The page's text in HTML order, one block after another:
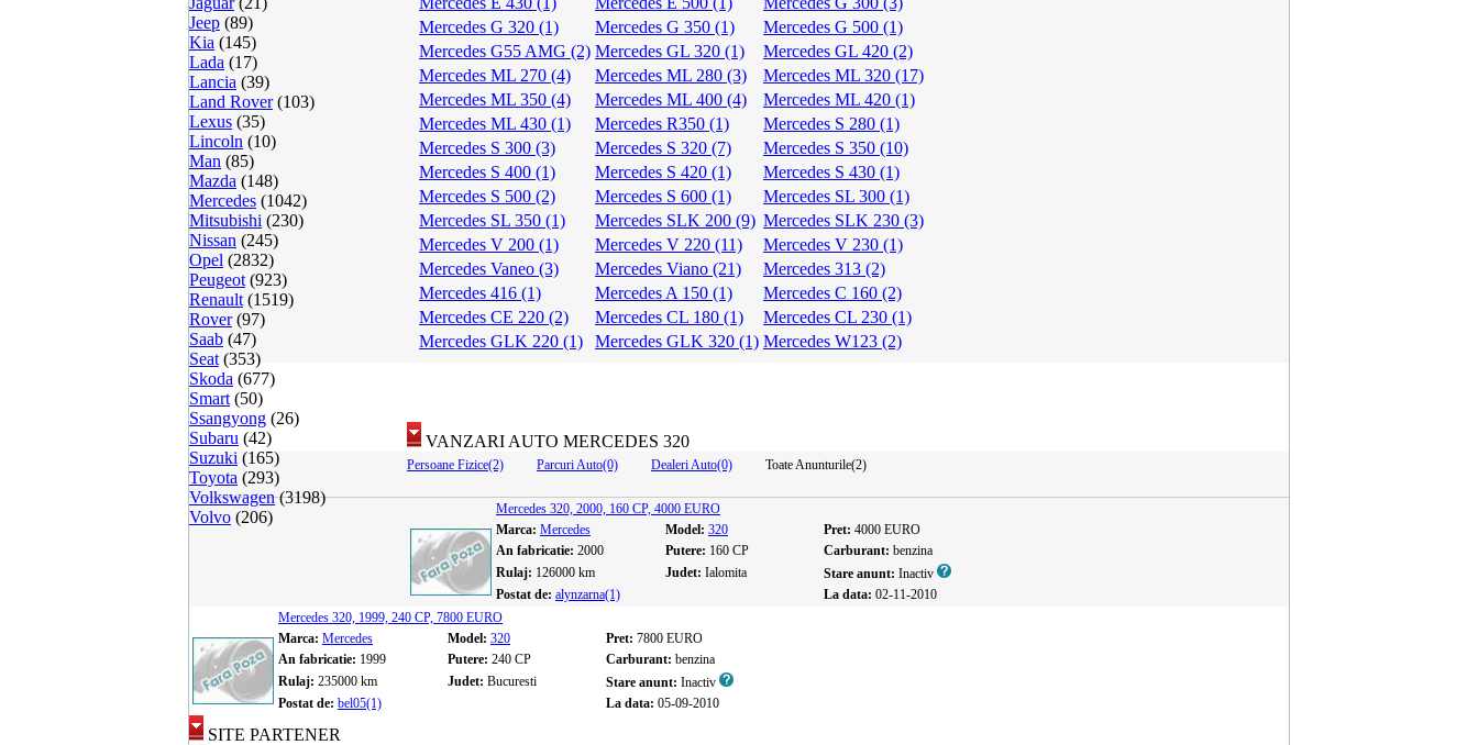
Jeep (89)
Kia (145)
Lada (17)
Lancia (39)
Land Rover(103)
Lexus (35)
Lincoln (10)
Man (85)
Mazda (148)
Mercedes (1042)
Mitsubishi (230)
Nissan (245)
Opel (2832)
Peugeot (923)
Renault (1519)
Rover(97)
Saab (47)
Seat(353)
Skoda (677)
Smart (50)
Ssangyong (26)
Subaru (42)
Suzuki (165)
Toyota (293)
Volkswagen(3198)
Volvo (206)
Mercedes G 320 (1)
Mercedes G 350 (1)
Mercedes G 500 (1)
Mercedes G55 AMG (2) Mercedes GL 320 (1)
Mercedes GL 420 (2)
Mercedes ML 270 (4)
Mercedes ML 280 (3)
Mercedes ML 320 (17)
Mercedes ML 350 (4)
Mercedes ML 400 (4)
Mercedes ML 420 (1)
Mercedes ML 430 (1)
Mercedes R350 (1)
Mercedes S 280 (1)
Mercedes S 300 (3)
Mercedes S 320 (7)
Mercedes S 350 (10)
Mercedes S 400 (1)
Mercedes S 420 (1)
Mercedes S 430 (1)
Mercedes S 500 (2)
Mercedes S 600 (1)
Mercedes SL 300 (1)
Mercedes SL 350 (1)
Mercedes SLK 200 (9) Mercedes SLK 230 (3)
Mercedes V 200 (1)
Mercedes V 220 (11)
Mercedes V 230 (1)
Mercedes Vaneo (3)
Mercedes Viano (21)
Mercedes 313 (2)
Mercedes 416 (1)
Mercedes A 150 (1)
Mercedes C 160 (2)
Mercedes CE 220 (2)
Mercedes CL 180 (1)
Mercedes CL 230 (1)
Mercedes GLK 220 (1)
Mercedes GLK 320 (1) Mercedes W123 (2)
VANZARI AUTO MERCEDES 320
Persoane Fizice(2) Parcuri Auto(0) Dealeri Auto(0) Toate Anunturile(2)
Mercedes 320, 2000, 160 CP, 4000 EURO
Marca: Mercedes Model: 320 Pret: 4000 EURO
An fabricatie: 2000 Putere: 160 CP Carburant: benzina
Rulaj: 126000 km Judet: Ialomita Stare anunt: Inactiv
Postat de: alynzarna(1) La data: 02-11-2010
Mercedes 320, 1999, 240 CP, 7800 EURO
Marca: Mercedes Model: 320 Pret: 7800 EURO
An fabricatie: 1999 Putere: 240 CP Carburant: benzina
Rulaj: 235000 km Judet: Bucuresti Stare anunt: Inactiv
Postat de: bel05(1) La data: 05-09-2010
SITE PARTENER